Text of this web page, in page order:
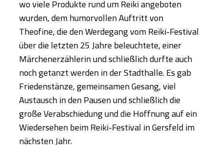
wo viele Produkte rund um Reiki angeboten
wurden, dem humorvollen Auftritt von
Theofine, die den Werdegang vom Reiki-Festival
über die letzten 25 Jahre beleuchtete, einer
Märchenerzählerin und schließlich durfte auch
noch getanzt werden in der Stadthalle. Es gab
Friedenstänze, gemeinsamen Gesang, viel
Austausch in den Pausen und schließlich die
große Verabschiedung und die Hoffnung auf ein
Wiedersehen beim Reiki-Festival in Gersfeld im
nächsten Jahr.